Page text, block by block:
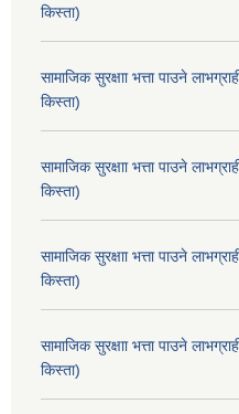
किस्ता)
सामाजिक सुरक्षाा भत्ता पाउने
किस्ता)
सामाजिक सुरक्षाा भत्ता पाउने
किस्ता)
सामाजिक सुरक्षाा भत्ता पाउने
किस्ता)
सामाजिक सुरक्षाा भत्ता पाउने
किस्ता)